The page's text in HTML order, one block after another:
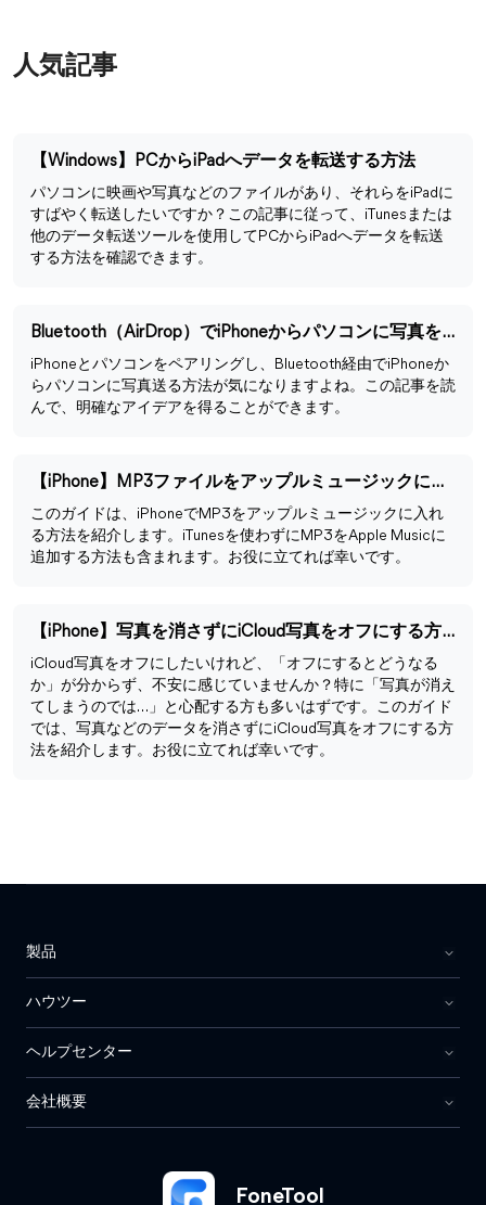
人気記事
【Windows】PCからiPadへデータを転送する方法
パソコンに映画や写真などのファイルがあり、それらをiPadに
すばやく転送したいですか？この記事に従って、iTunesまたは
他のデータ転送ツールを使用してPCからiPadへデータを転送
する方法を確認できます。
Bluetooth（AirDrop）でiPhoneからパソコンに写真を送る方法
iPhoneとパソコンをペアリングし、Bluetooth経由でiPhoneか
らパソコンに写真送る方法が気になりますよね。この記事を読
んで、明確なアイデアを得ることができます。
【iPhone】MP3ファイルをアップルミュージックに入れる方法
このガイドは、iPhoneでMP3をアップルミュージックに入れ
る方法を紹介します。iTunesを使わずにMP3をApple Musicに
追加する方法も含まれます。お役に立てれば幸いです。
【iPhone】写真を消さずにiCloud写真をオフにする方法
iCloud写真をオフにしたいけれど、「オフにするとどうなる
か」が分からず、不安に感じていませんか？特に「写真が消え
てしまうのでは…」と心配する方も多いはずです。このガイド
では、写真などのデータを消さずにiCloud写真をオフにする方
法を紹介します。お役に立てれば幸いです。
FoneTool
製品
ハウツー
ヘルプセンター
会社概要